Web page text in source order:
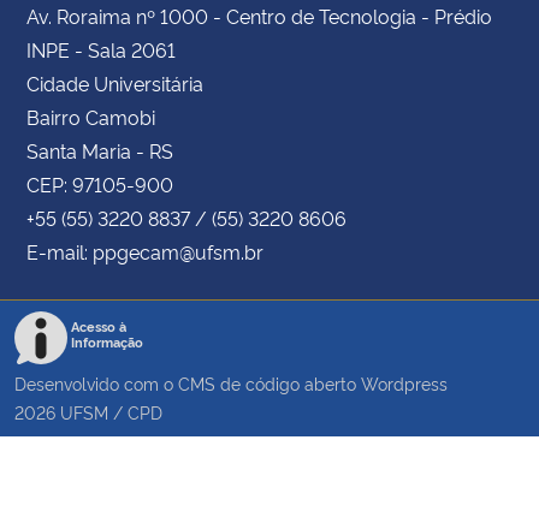
Av. Roraima nº 1000 - Centro de Tecnologia - Prédio
INPE - Sala 2061
Cidade Universitária
Bairro Camobi
Santa Maria - RS
CEP: 97105-900
+55 (55) 3220 8837 / (55) 3220 8606
E-mail: ppgecam@ufsm.br
Acesso à
Informação
Desenvolvido com o CMS de código aberto Wordpress
2026 UFSM / CPD